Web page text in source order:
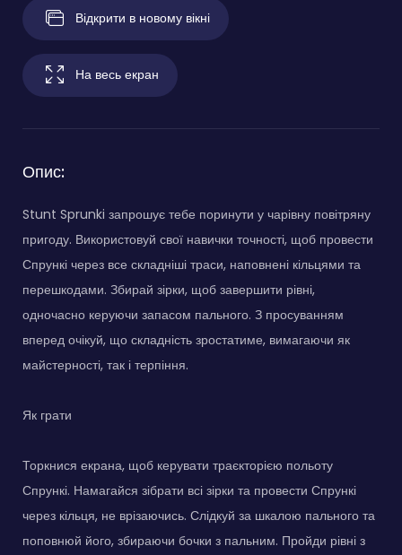
Відкрити в новому вікні
На весь екран
Опис:
Stunt Sprunki запрошує тебе поринути у чарівну повітряну
пригоду. Використовуй свої навички точності, щоб провести
Спрункі через все складніші траси, наповнені кільцями та
перешкодами. Збирай зірки, щоб завершити рівні,
одночасно керуючи запасом пального. З просуванням
вперед очікуй, що складність зростатиме, вимагаючи як
майстерності, так і терпіння.
Як грати
Торкнися екрана, щоб керувати траєкторією польоту
Спрункі. Намагайся зібрати всі зірки та провести Спрункі
через кільця, не врізаючись. Слідкуй за шкалою пального та
поповнюй його, збираючи бочки з пальним. Пройди рівні з